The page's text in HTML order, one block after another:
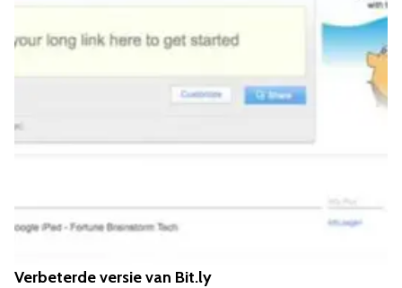
Verbeterde versie van Bit.ly